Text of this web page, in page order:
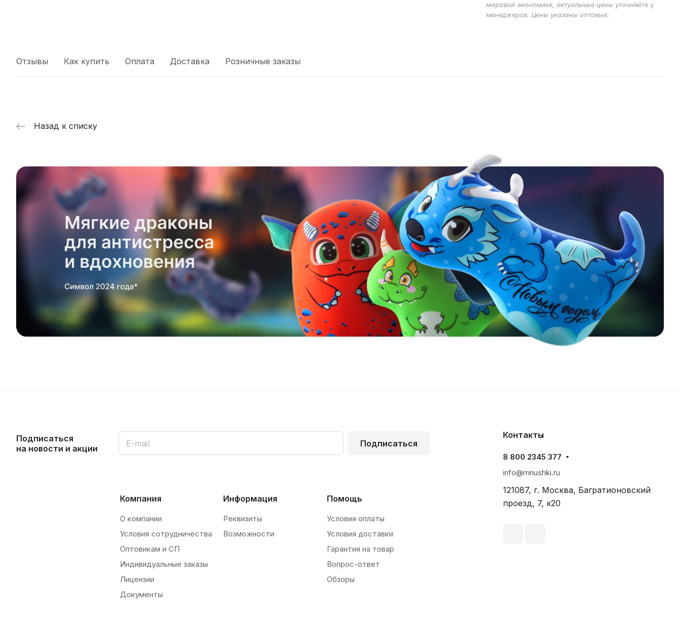
мировой экономике, актуальные цены уточняйте у
менеджеров. Цены указаны оптовые.
Отзывы Как купить Оплата Доставка Розничные заказы
Назад к списку
Подписаться
на новости и акции
Подписаться
Компания
О компании
Условия сотрудничества
Оптовикам и СП
Индивидуальные заказы
Лицензии
Документы
Информация
Реквизиты
Возможности
Помощь
Условия оплаты
Условия доставки
Гарантия на товар
Вопрос-ответ
Обзоры
Контакты
8 800 2345 377
info@mnushki.ru
121087, г. Москва, Багратионовский
проезд, 7, к20